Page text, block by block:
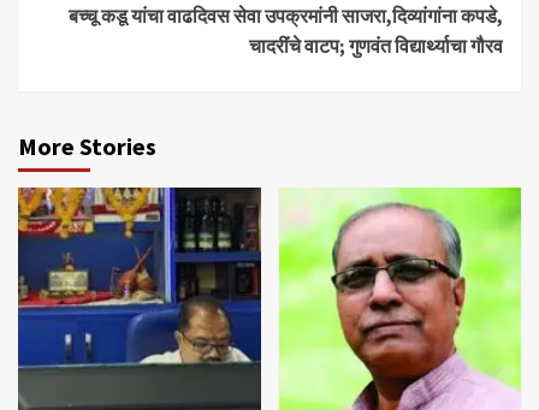
बच्चू कडू यांचा वाढदिवस सेवा उपक्रमांनी साजरा,दिव्यांगांना कपडे,
चादरींचे वाटप; गुणवंत विद्यार्थ्याचा गौरव
More Stories